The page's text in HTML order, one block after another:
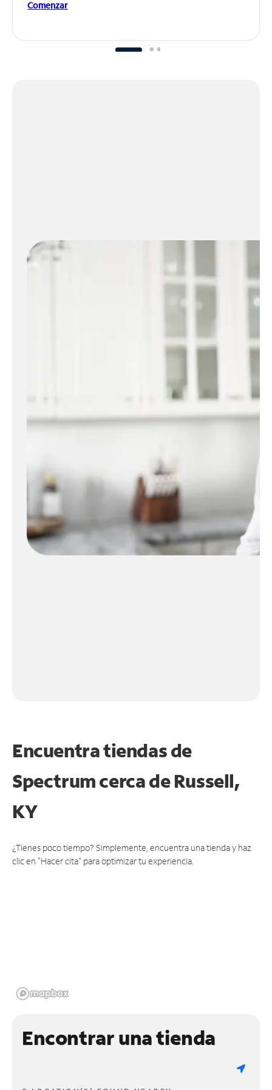
Comenzar
Encuentra tiendas de
Spectrum cerca deRussell,
KY
¿Tienes poco tiempo? Simplemente, encuentra una tienda y haz
clic en "Hacer cita" para optimizar tu experiencia.
Encontrar una tienda